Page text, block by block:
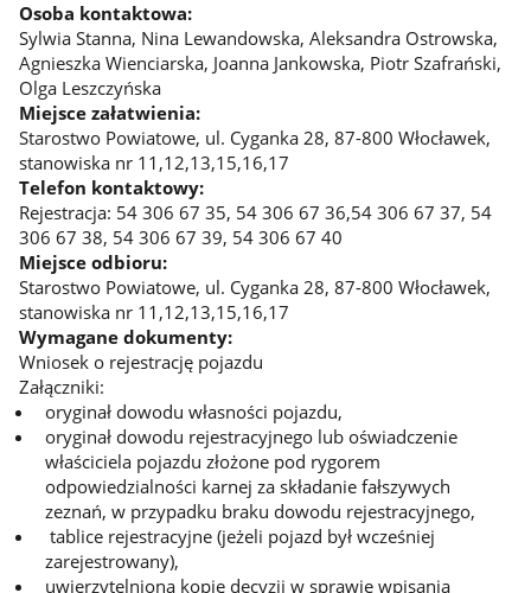
Osoba kontaktowa:
Sylwia Stanna, Nina Lewandowska, Aleksandra Ostrowska,
Agnieszka Wienciarska, Joanna Jankowska, Piotr Szafrański,
Olga Leszczyńska
Miejsce załatwienia:
Starostwo Powiatowe, ul. Cyganka 28, 87-800 Włocławek,
stanowiska nr 11,12,13,15,16,17
Telefon kontaktowy:
Rejestracja: 54 306 67 35, 54 306 67 36,54 306 67 37, 54
306 67 38, 54 306 67 39, 54 306 67 40
Miejsce odbioru:
Starostwo Powiatowe, ul. Cyganka 28, 87-800 Włocławek,
stanowiska nr 11,12,13,15,16,17
Wymagane dokumenty:
Wniosek o rejestrację pojazdu
Załączniki:
oryginał dowodu własności pojazdu,
oryginał dowodu rejestracyjnego lub oświadczenie
właściciela pojazdu złożone pod rygorem
odpowiedzialności karnej za składanie fałszywych
zeznań, w przypadku braku dowodu rejestracyjnego,
tablice rejestracyjne (jeżeli pojazd był wcześniej
zarejestrowany),
uwierzytelnioną kopię decyzji w sprawie wpisania